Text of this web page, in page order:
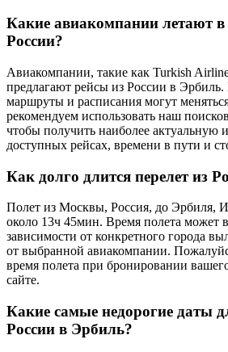
Какие авиакомпании летают
России?
Авиакомпании, такие как Turkish
предлагают рейсы из России в
маршруты и расписания могут
рекомендуем использовать наш
чтобы получить наиболее
доступных рейсах, времени в пути и
Как долго длится перелет из
Полет из Москвы, Россия, до Эрбиля,
около 13ч 45мин. Время полета может
зависимости от конкретного города
от выбранной авиакомпании.
время полета при бронировании
сайте.
Какие самые недорогие даты
России в Эрбиль?